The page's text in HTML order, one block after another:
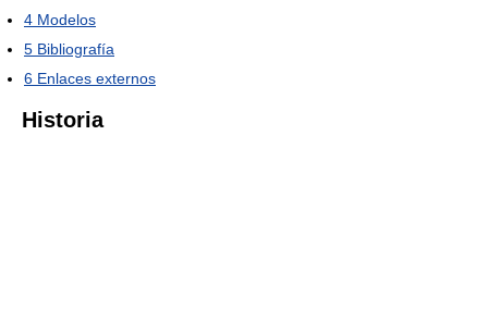
4 Modelos
5 Bibliografía
6 Enlaces externos
Historia